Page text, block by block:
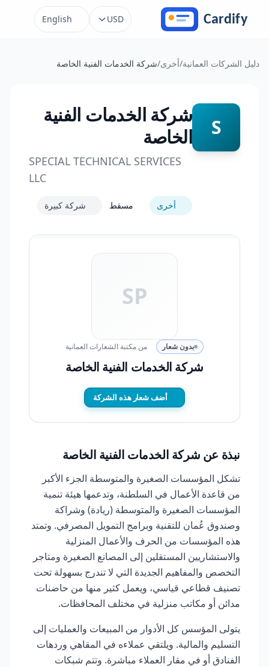
USD
English
دليل الشركات العمانية/أخرى/شركة الخدمات الفنية الخاصة
S
شركة الخدمات الفنية
الخاصة
SPECIAL TECHNICAL SERVICES
LLC
أخرى مسقط شركة كبيرة
SP
بدون شعار من مكتبة الشعارات العمانية
شركة الخدمات الفنية الخاصة
أضف شعار هذه الشركة
نبذة عن شركة الخدمات الفنية الخاصة
تشكل المؤسسات الصغيرة والمتوسطة الجزء الأكبر
من قاعدة الأعمال في السلطنة، وتدعمها هيئة تنمية
المؤسسات الصغيرة والمتوسطة (ريادة) وشراكة
وصندوق عُمان للتقنية وبرامج التمويل المصرفي. وتمتد
هذه المؤسسات من الحرف والأعمال المنزلية
والاستشاريين المستقلين إلى المصانع الصغيرة ومتاجر
التخصص والمفاهيم الجديدة التي لا تندرج بسهولة تحت
تصنيف قطاعي قياسي، ويعمل كثير منها من حاضنات
مدائن أو مكاتب منزلية في مختلف المحافظات.
يتولى المؤسس كل الأدوار من المبيعات والعمليات إلى
التسليم والمالية. ويلتقي عملاءه في المقاهي وردهات
الفنادق أو في مقار العملاء مباشرة. وتتم شبكات